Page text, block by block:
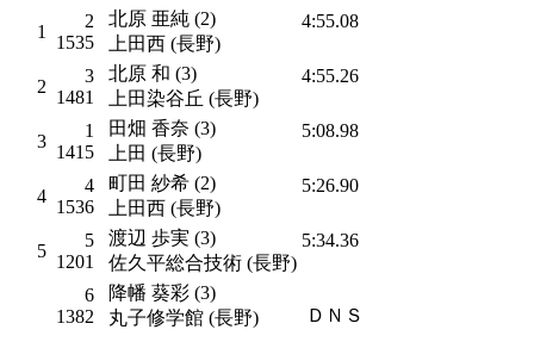
1
2
1535
北原 亜純 (2)
上田西 (長野)
4:55.08
2
3
1481
北原 和 (3)
上田染谷丘 (長野)
4:55.26
3
1
1415
田畑 香奈 (3)
上田 (長野)
5:08.98
4
4
1536
町田 紗希 (2)
上田西 (長野)
5:26.90
5
5
1201
渡辺 歩実 (3)
佐久平総合技術 (長野)
5:34.36
6
1382
降幡 葵彩 (3)
丸子修学館 (長野)
ＤＮＳ